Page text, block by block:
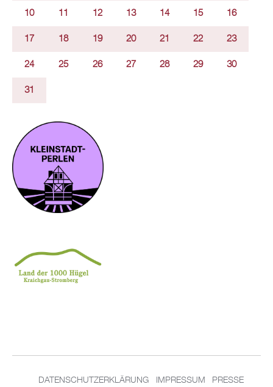
10 11 12 13 14 15 16
17 18 19 20 21 22 23
24 25 26 27 28 29 30
31
DA­TEN­SCHUT­Z­ER­KLÄ­RUNG IM­PRES­SUM PRES­SE